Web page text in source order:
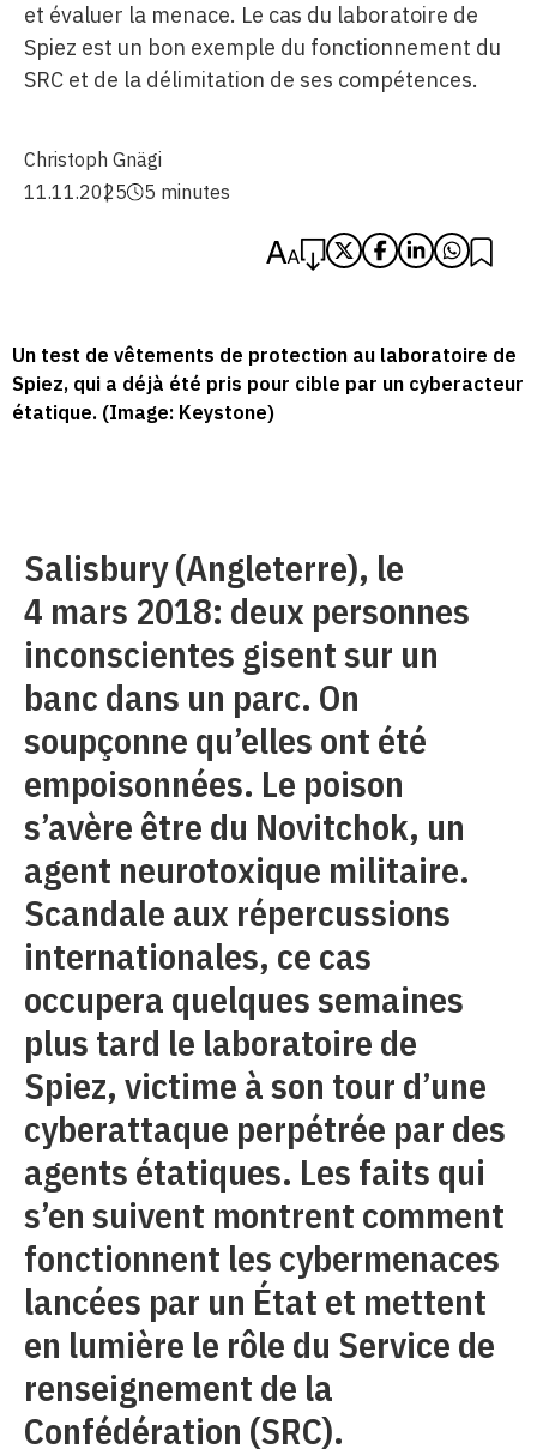
et évaluer la menace. Le cas du laboratoire de
Spiez est un bon exemple du fonctionnement du
SRC et de la délimitation de ses compétences.
Christoph Gnägi
11.11.2025
5 minutes
Un test de vêtements de protection au laboratoire de
Spiez, qui a déjà été pris pour cible par un cyberacteur
étatique. (Image: Keystone)
Salisbury (Angleterre), le
4 mars 2018: deux personnes
inconscientes gisent sur un
banc dans un parc. On
soupçonne qu’elles ont été
empoisonnées. Le poison
s’avère être du Novitchok, un
agent neurotoxique militaire.
Scandale aux répercussions
internationales, ce cas
occupera quelques semaines
plus tard le laboratoire de
Spiez, victime à son tour d’une
cyberattaque perpétrée par des
agents étatiques. Les faits qui
s’en suivent montrent comment
fonctionnent les cybermenaces
lancées par un État et mettent
en lumière le rôle du Service de
renseignement de la
Confédération (SRC).